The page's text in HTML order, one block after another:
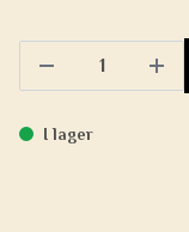
I lager